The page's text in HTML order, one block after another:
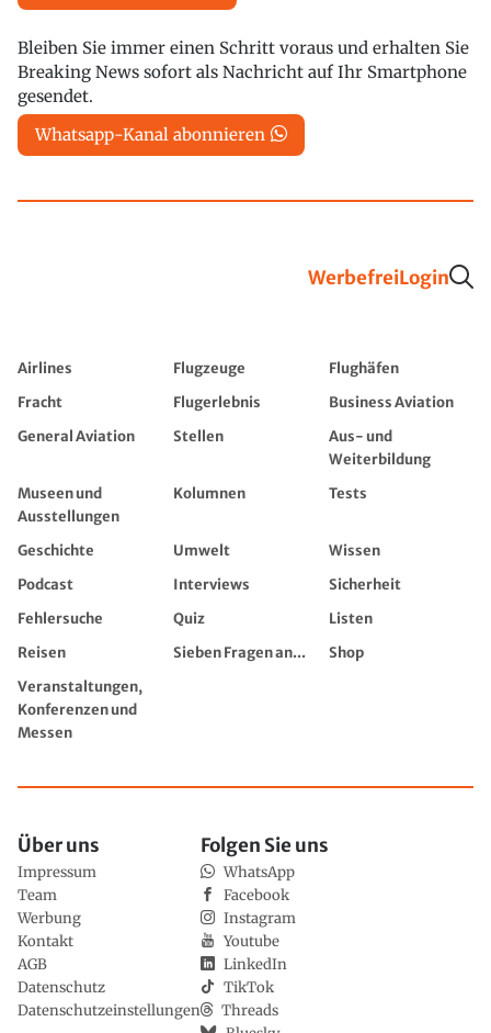
Bleiben Sie immer einen Schritt voraus und erhalten Sie
Breaking News sofort als Nachricht auf Ihr Smartphone
gesendet.
Whatsapp-Kanal abonnieren
WerbefreiLogin
Airlines Flugzeuge
Flughäfen
Fracht
Flugerlebnis
Business Aviation
General Aviation
Stellen
Aus- und
Weiterbildung
Museen und
Ausstellungen
Kolumnen Tests
Geschichte Umwelt
Wissen
Podcast
Interviews
Sicherheit
Fehlersuche
Quiz
Listen
Reisen
Sieben Fragen an...
Shop
Veranstaltungen,
Konferenzen und
Messen
Über uns
Impressum
Team
Werbung
Kontakt
AGB
Datenschutz
Datenschutzeinstellungen
Folgen Sie uns
WhatsApp
Facebook
Instagram
Youtube
LinkedIn
TikTok
Threads